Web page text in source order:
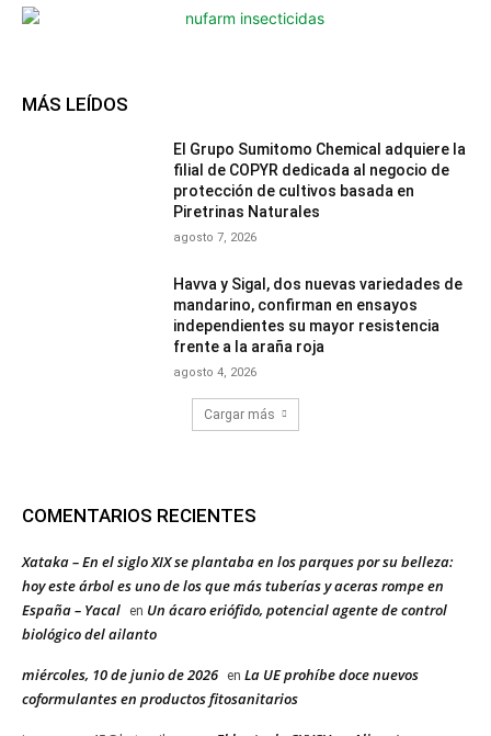
MÁS LEÍDOS
El Grupo Sumitomo Chemical adquiere la
filial de COPYR dedicada al negocio de
protección de cultivos basada en
Piretrinas Naturales
agosto 7, 2026
Havva y Sigal, dos nuevas variedades de
mandarino, confirman en ensayos
independientes su mayor resistencia
frente a la araña roja
agosto 4, 2026
Cargar más
COMENTARIOS RECIENTES
Xataka – En el siglo XIX se plantaba en los parques por su belleza:
hoy este árbol es uno de los que más tuberías y aceras rompe en
España – Yacal
en Un ácaro eriófido, potencial agente de control
biológico del ailanto
miércoles, 10 de junio de 2026 en La UE prohíbe doce nuevos
coformulantes en productos fitosanitarios